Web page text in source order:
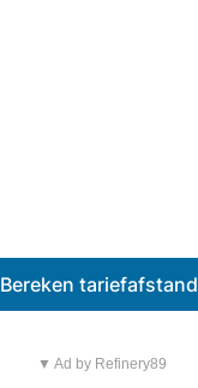
Bereken tariefafstand
▼ Ad by Refinery89